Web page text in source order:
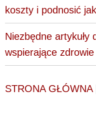
koszty i podnosić
Niezbędne artykuły
wspierające
STRONA GŁÓWNA